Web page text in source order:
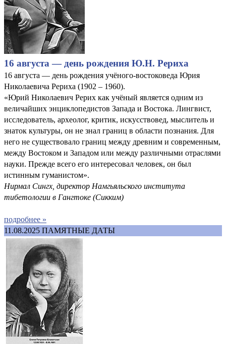
16 августа — день рождения Ю.Н. Рериха
16 августа — день рождения учёного-востоковеда Юрия
Николаевича Рериха (1902 – 1960).
«Юрий Николаевич Рерих как учёный является одним из
величайших энциклопедистов Запада и Востока. Лингвист,
исследователь, археолог, критик, искусствовед, мыслитель и
знаток культуры, он не знал границ в области познания. Для
него не существовало границ между древним и современным,
между Востоком и Западом или между различными отраслями
науки. Прежде всего его интересовал человек, он был
истинным гуманистом».
Нирмал Сингх, директор Намгьяльского института
тибетологии в Гангтоке (Сикким)
подробнее »
11.08.2025 ПАМЯТНЫЕ ДАТЫ